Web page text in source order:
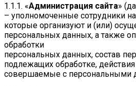
1.1.1. «Администрация сайта»
– уполномоченные сотрудники
которые организуют и (или)
персональных данных, а также
обработки
персональных данных, состав
подлежащих обработке,
совершаемые с персональными